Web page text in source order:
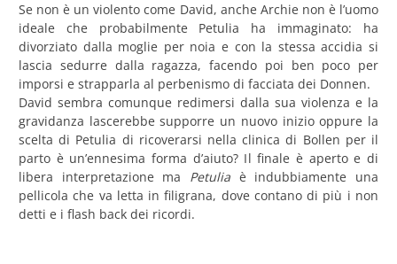
Se non è un violento come David, anche Archie non è l’uomo
ideale che probabilmente Petulia ha immaginato: ha
divorziato dalla moglie per noia e con la stessa accidia si
lascia sedurre dalla ragazza, facendo poi ben poco per
imporsi e strapparla al perbenismo di facciata dei Donnen.
David sembra comunque redimersi dalla sua violenza e la
gravidanza lascerebbe supporre un nuovo inizio oppure la
scelta di Petulia di ricoverarsi nella clinica di Bollen per il
parto è un’ennesima forma d’aiuto? Il finale è aperto e di
libera interpretazione ma Petulia è indubbiamente una
pellicola che va letta in filigrana, dove contano di più i non
detti e i flash back dei ricordi.